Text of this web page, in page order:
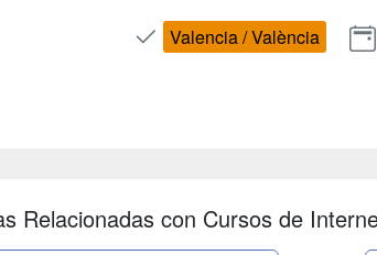
Valencia / València
Relacionadas con Cursos de